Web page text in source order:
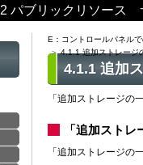
パブリックリソース
E：コントロールパネル
4.1.1 追加ストレージ
4.1.1 追加
「追加ストレージ
「追加スト
「追加ストレージの